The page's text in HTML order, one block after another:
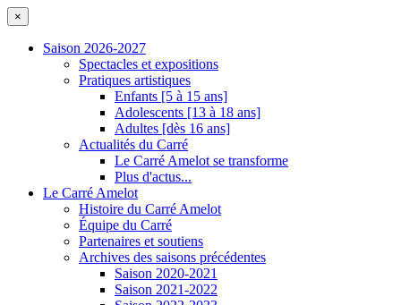
×
Saison 2026-2027
Spectacles et expositions
Pratiques artistiques
Enfants [5 à 15 ans]
Adolescents [13 à 18 ans]
Adultes [dès 16 ans]
Actualités du Carré
Le Carré Amelot se transforme
Plus d'actus...
Le Carré Amelot
Histoire du Carré Amelot
Équipe du Carré
Partenaires et soutiens
Archives des saisons précédentes
Saison 2020-2021
Saison 2021-2022